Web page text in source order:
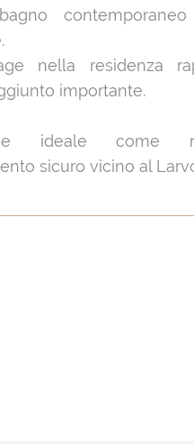
nella residenza
importante.
ideale come
sicuro vicino al